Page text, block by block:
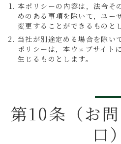
本ポリシーの内容は，法令そ
めのある事項を除いて，ユー
変更することができるものと
当社が別途定める場合を除い
ポリシーは，本ウェブサイト
生じるものとします。
第10条（お
口）